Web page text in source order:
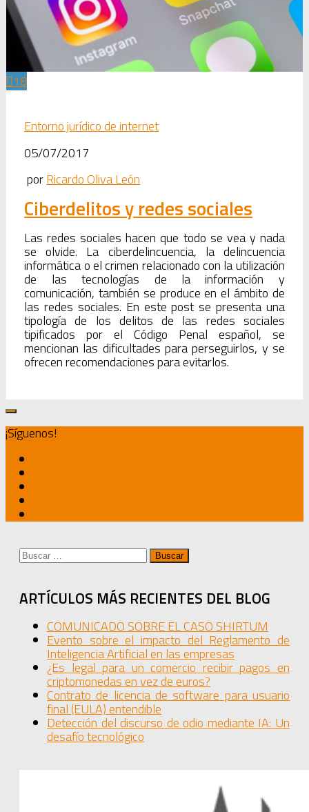
18
Entorno jurídico de internet
05/07/2017
porRicardo Oliva León
Ciberdelitos y redes sociales
Las redes sociales hacen que todo se vea y nada
se olvide. La ciberdelincuencia, la delincuencia
informática o el crimen relacionado con la utilización
de las tecnologías de la información y
comunicación, también se produce en el ámbito de
las redes sociales. En este post se presenta una
tipología de los delitos de las redes sociales
tipificados por el Código Penal español, se
mencionan las dificultades para perseguirlos, y se
ofrecen recomendaciones para evitarlos.
¡Síguenos!
Buscar:
ARTÍCULOS MÁS RECIENTES DEL BLOG
COMUNICADO SOBRE EL CASO SHIRTUM
Evento sobre el impacto del Reglamento de
Inteligencia Artificial en las empresas
¿Es legal para un comercio recibir pagos en
criptomonedas en vez de euros?
Contrato de licencia de software para usuario
final (EULA) entendible
Detección del discurso de odio mediante IA: Un
desafío tecnológico